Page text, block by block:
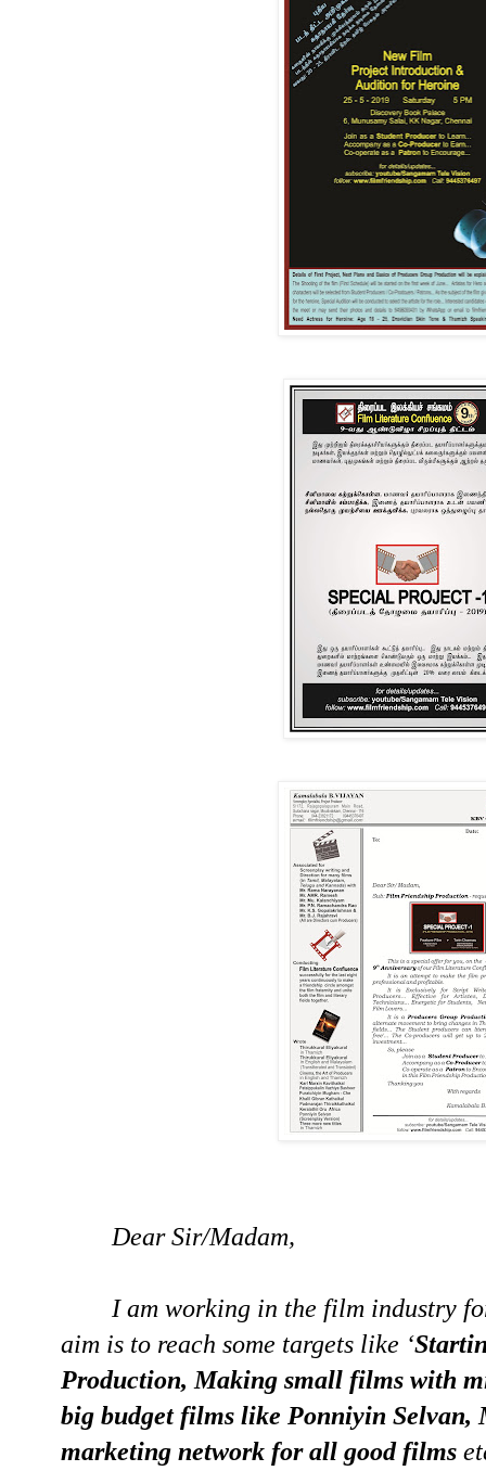
Dear Sir/Madam,
I am working in the film industry
aim is to reach some targets like ‘
Production, Making small films with
big budget films like Ponniyin Selvan,
marketing network for all good films